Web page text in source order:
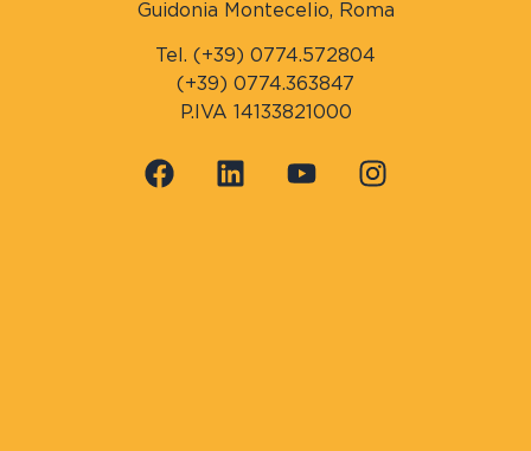
Guidonia Montecelio, Roma
Tel. (+39) 0774.572804
(+39) 0774.363847
P.IVA 14133821000